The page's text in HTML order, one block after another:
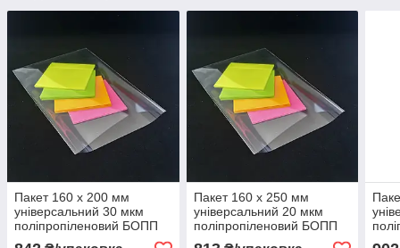
Пакет 160 x 200 мм
універсальний 30 мкм
поліпропіленовий БОПП
1000 шт
Пакет 160 x 250 мм
універсальний 20 мкм
поліпропіленовий БОПП
1000 шт